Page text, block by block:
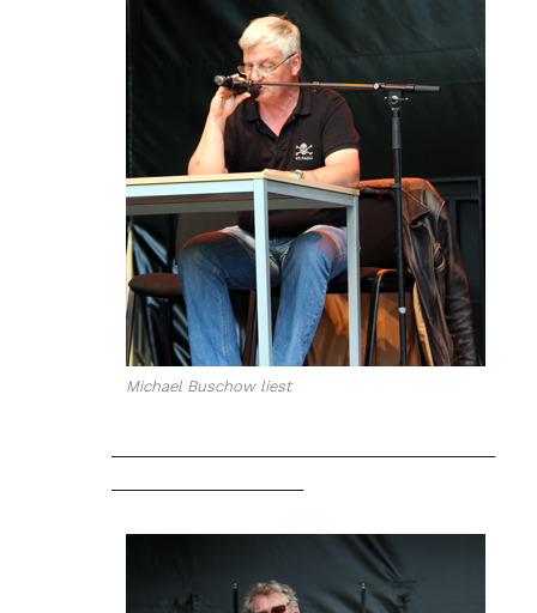
Michael Buschow liest
________________________________________
____________________